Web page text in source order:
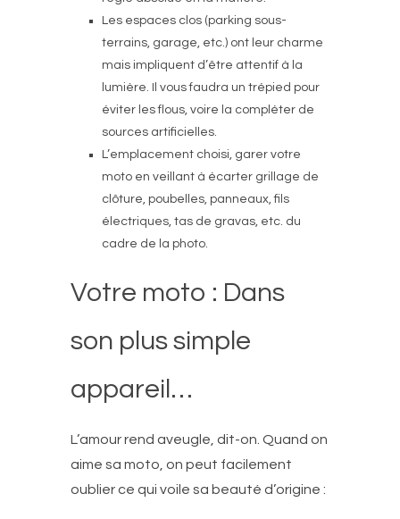
Les espaces clos (parking sous-
terrains, garage, etc.) ont leur charme
mais impliquent d’être attentif à la
lumière. Il vous faudra un trépied pour
éviter les flous, voire la compléter de
sources artificielles.
L’emplacement choisi, garer votre
moto en veillant à écarter grillage de
clôture, poubelles, panneaux, fils
électriques, tas de gravas, etc. du
cadre de la photo.
Votre moto : Dans
son plus simple
appareil…
L’amour rend aveugle, dit-on. Quand on
aime sa moto, on peut facilement
oublier ce qui voile sa beauté d’origine :